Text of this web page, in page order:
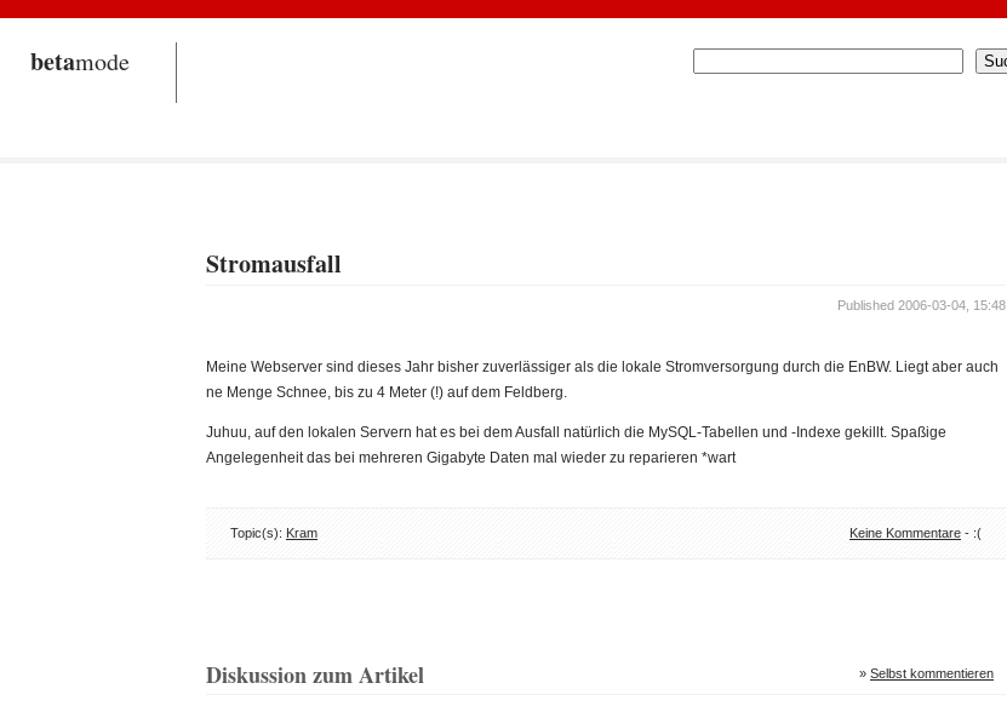
betamode
Stromausfall
Published 2006-03-04, 15:48
Meine Webserver sind dieses Jahr bisher zuverlässiger als die lokale Stromversorgung durch die EnBW. Liegt aber auch
ne Menge Schnee, bis zu 4 Meter (!) auf dem Feldberg.
Juhuu, auf den lokalen Servern hat es bei dem Ausfall natürlich die MySQL-Tabellen und -Indexe gekillt. Spaßige
Angelegenheit das bei mehreren Gigabyte Daten mal wieder zu reparieren *wart
Topic(s): Kram Keine Kommentare - :(
Diskussion zum Artikel » Selbst kommentieren